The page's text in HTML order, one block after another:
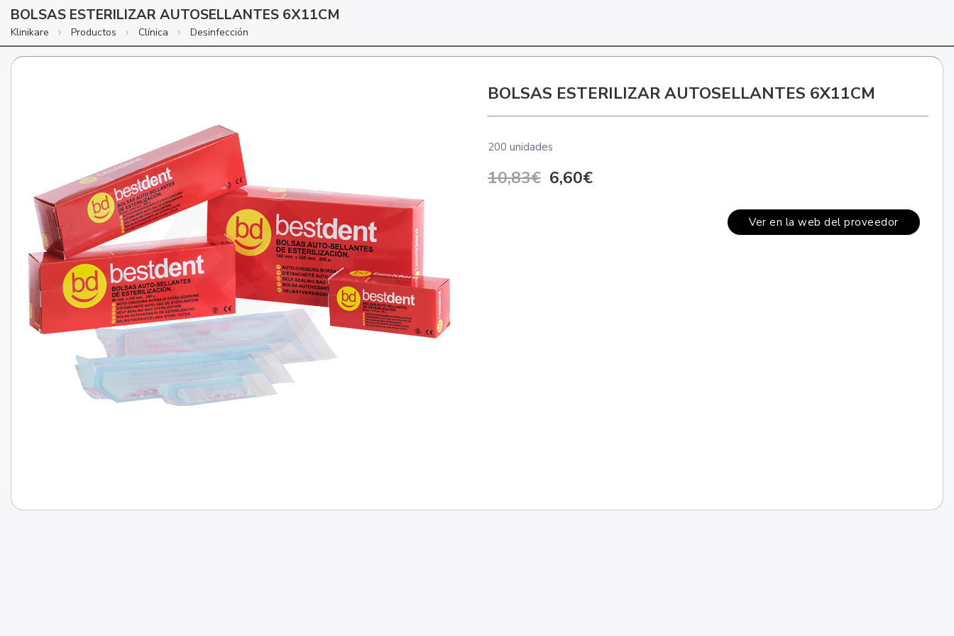
BOLSAS ESTERILIZAR AUTOSELLANTES 6X11CM
Klinikare Productos Clínica Desinfección
BOLSAS ESTERILIZAR AUTOSELLANTES 6X11CM
200 unidades
10,83€ 6,60€
Ver en la web del proveedor